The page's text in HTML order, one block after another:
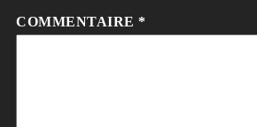
COMMENTAIRE *